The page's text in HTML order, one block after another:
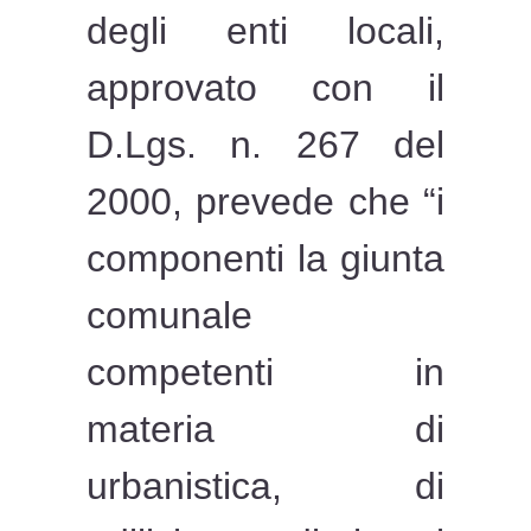
degli enti locali,
approvato con il
D.Lgs. n. 267 del
2000, prevede che “i
componenti la giunta
comunale
competenti in
materia di
urbanistica, di